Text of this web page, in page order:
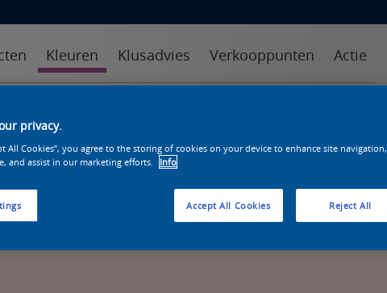
Kleuren Klusadvies Verkooppunten Actie
privacy.
All Cookies”, you agree to the storing of cookies on your device to enhance site navigation,
and assist in our marketing efforts.
Info
Reject All
Accept All Cookies